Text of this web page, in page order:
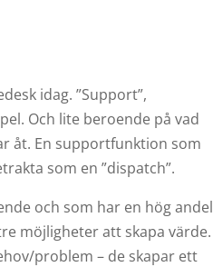
idag. ”Support”,
Och lite beroende på vad
åt. En supportfunktion som
som en ”dispatch”.
och som har en hög andel
möjligheter att skapa värde.
problem – de skapar ett